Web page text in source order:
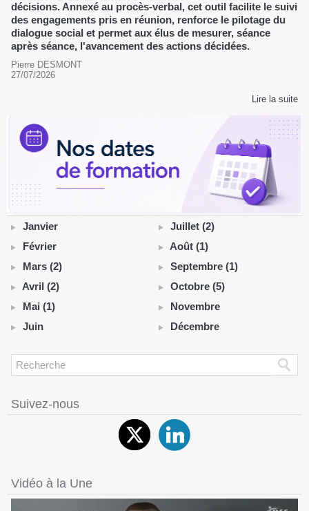
décisions. Annexé au procès-verbal, cet outil facilite le suivi
des engagements pris en réunion, renforce le pilotage du
dialogue social et permet aux élus de mesurer, séance
après séance, l'avancement des actions décidées.
Pierre DESMONT
27/07/2026
Lire la suite
Janvier
Février
Mars (2)
Avril (2)
Mai (1)
Juin
Juillet (2)
Août (1)
Septembre (1)
Octobre (5)
Novembre
Décembre
Suivez-nous
Vidéo à la Une